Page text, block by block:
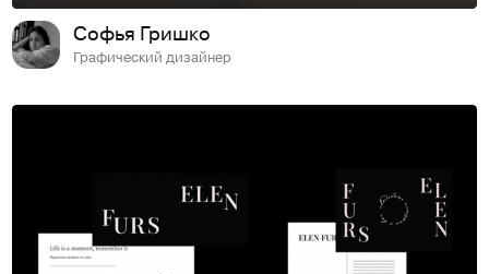
Софья Гришко
Графический дизайнер